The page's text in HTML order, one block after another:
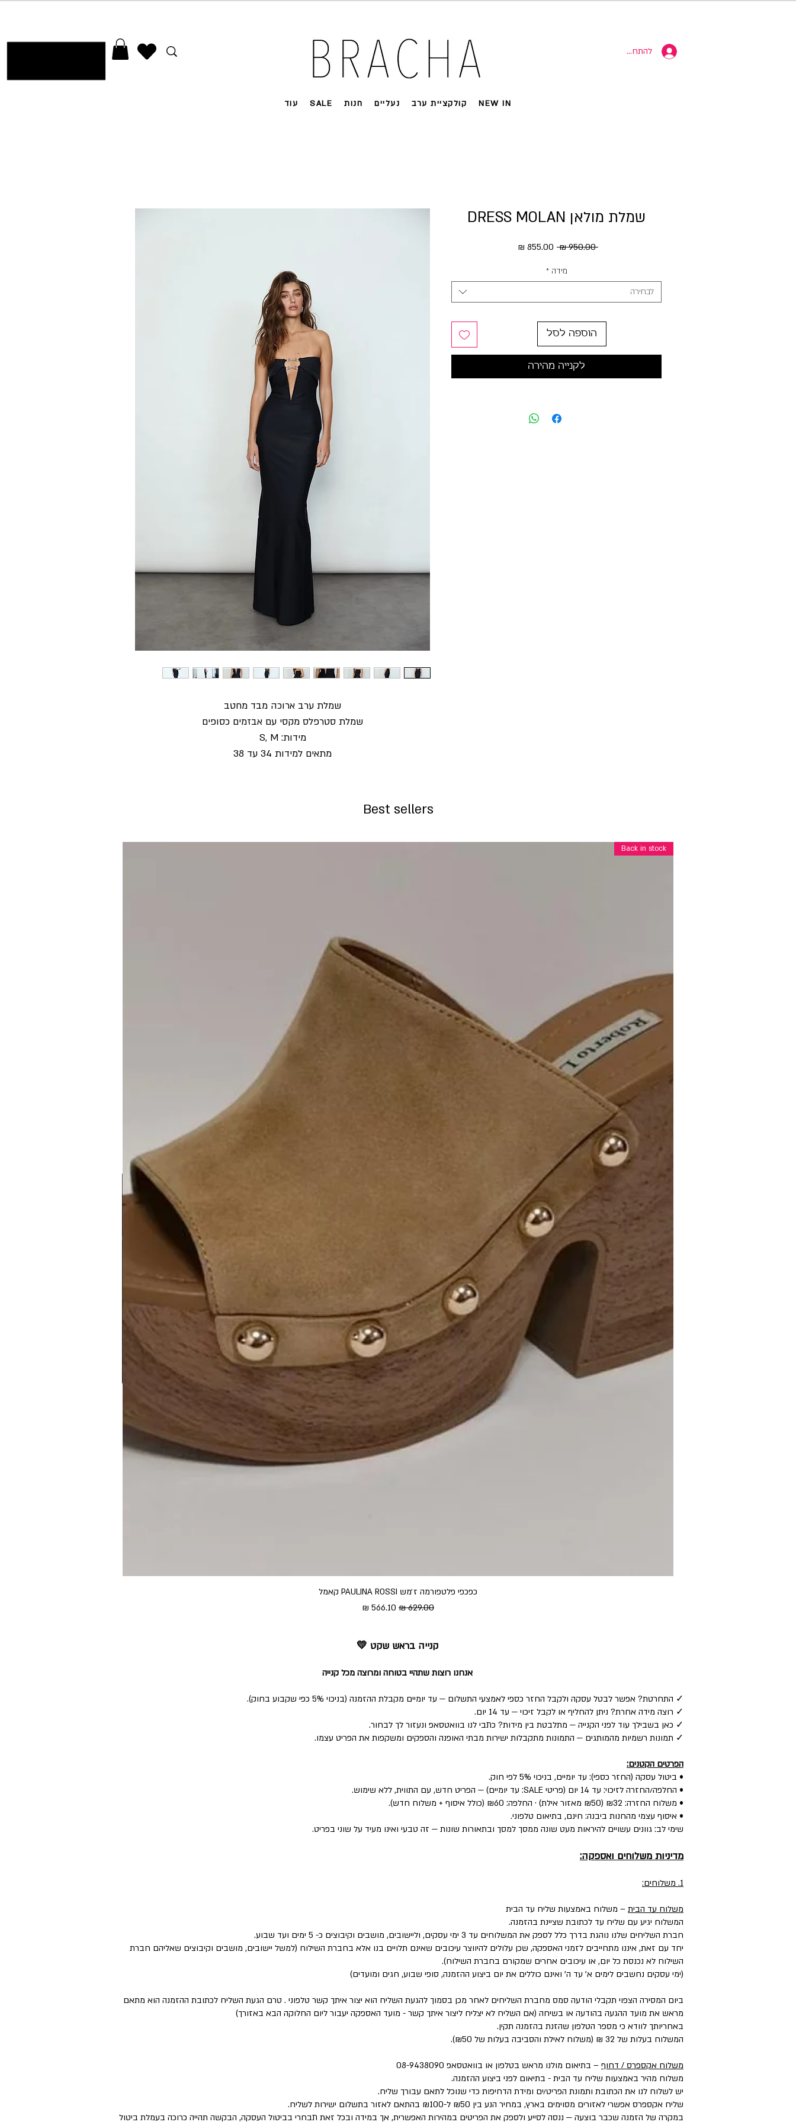
להתחברות
NEW IN קולקציית ערב נעליים חנות SALE עוד
שמלת ערב ארוכה מבד מחטב
שמלת סטרפלס מקסי עם אבזמים כסופים
מידות: S, M
מתאים למידות 34 עד 38
שמלת מולאן DRESS MOLAN
‏950.00 ‏₪ מחיר רגיל
מידה *
לבחירה
הוספה לסל
לקנייה מהירה
Best sellers
Back in stock
כפכפי פלטפורמה ז׳מש PAULINA ROSSI קאמל
מחיר רגיל מחיר מבצע
קנייה בראש שקט 💛
אנחנו רוצות שתהיי בטוחה ומרוצה מכל קנייה
✓ התחרטת? אפשר לבטל עסקה ולקבל החזר כספי לאמצעי התשלום — עד יומיים מקבלת ההזמנה (בניכוי 5% כפי שקבוע בחוק).
✓ רוצה מידה אחרת? ניתן להחליף או לקבל זיכוי — עד 14 יום.
✓ כאן בשבילך עוד לפני הקנייה — מתלבטת בין מידות? כתבי לנו בוואטסאפ ונעזור לך לבחור.
✓ תמונות רשמיות מהמותגים — התמונות מתקבלות ישירות מבתי האופנה והספקים ומשקפות את הפריט עצמו.
הפרטים הקטנים:
• ביטול עסקה (החזר כספי): עד יומיים, בניכוי 5% לפי חוק.
• החלפה/החזרה לזיכוי: עד 14 יום (פריטי SALE: עד יומיים) — הפריט חדש, עם התווית, ללא שימוש.
• משלוח החזרה: ₪32 (₪50 מאזור אילת) · החלפה: ₪60 (כולל איסוף + משלוח חדש).
• איסוף עצמי מהחנות ביבנה: חינם, בתיאום טלפוני.
שימי לב: גוונים עשויים להיראות מעט שונה ממסך למסך ובתאורות שונות — זה טבעי ואינו מעיד על שוני בפריט.
מדיניות משלוחים ואספקה:
1. משלוחים:
משלוח עד הבית – משלוח באמצעות שליח עד הבית
המשלוח יגיע עם שליח עד לכתובת שציינת בהזמנה.
חברת השליחים שלנו נוהגת בדרך כלל לספק את המשלוחים עד 3 ימי עסקים, וליישובים, מושבים וקיבוצים כ- 5 ימים ועד שבוע.
יחד עם זאת, איננו מתחייבים לזמני האספקה, שכן עלולים להיווצר עיכובים שאינם תלויים בנו אלא בחברת השילוח (למשל יישובים, מושבים וקיבוצים שאליהם חברת
השילוח לא נכנסת כל יום, או עיכובים אחרים שמקורם בחברת השילוח).
(ימי עסקים נחשבים לימים א' עד ה' ואינם כוללים את יום ביצוע ההזמנה, סופי שבוע, חגים ומועדים)
ביום המסירה הצפוי תקבלי הודעה סמס מחברת השליחים לאחר מכן בסמוך להגעת השליח הוא יצור איתך קשר טלפוני . טרם הגעת השליח לכתובת ההזמנה הוא מתאם
מראש את מועד ההגעה בהודעה או בשיחה (אם השליח לא יצליח ליצור איתך קשר - מועד האספקה יעבור ליום החלוקה הבא באזורך)
באחריותך לוודא כי מספר הטלפון שהזנת בהזמנה תקין.
המשלוח בעלות של 32 ₪ (משלוח לאילת והסביבה בעלות של ₪50).
משלוח אקספרס / דחוף – בתיאום מולנו מראש בטלפון או בוואטסאפ 08-9438090
משלוח מהיר באמצעות שליח עד הבית - בתיאום לפני ביצוע ההזמנה.
יש לשלוח לנו את הכתובת ותמונת הפריט/ים ומידת הדחיפות כדי שנוכל לתאם עבורך שליח.
שליח אקספרס אפשרי לאזורים מסוימים בארץ, במחיר הנע בין ₪50 ל-₪100 בהתאם לאזור בתשלום ישירות לשליח.
במקרה של הזמנה שכבר בוצעה — ננסה לסייע ולספק את הפריטים במהירות האפשרית, אך במידה ובכל זאת תבחרי בביטול העסקה, הבקשה תהייה כרוכה בעמלת ביטול